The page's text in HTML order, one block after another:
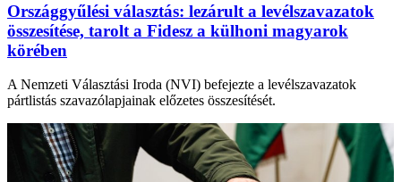
Országgyűlési választás: lezárult a levélszavazatok
összesítése, tarolt a Fidesz a külhoni magyarok
körében
A Nemzeti Választási Iroda (NVI) befejezte a levélszavazatok
pártlistás szavazólapjainak előzetes összesítését.